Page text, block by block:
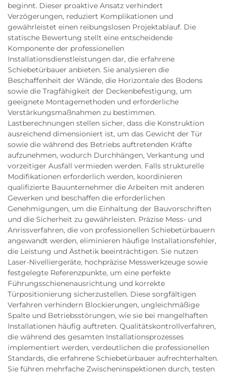
beginnt. Dieser proaktive Ansatz verhindert
Verzögerungen, reduziert Komplikationen und
gewährleistet einen reibungslosen Projektablauf. Die
statische Bewertung stellt eine entscheidende
Komponente der professionellen
Installationsdienstleistungen dar, die erfahrene
Schiebetürbauer anbieten. Sie analysieren die
Beschaffenheit der Wände, die Horizontale des Bodens
sowie die Tragfähigkeit der Deckenbefestigung, um
geeignete Montagemethoden und erforderliche
Verstärkungsmaßnahmen zu bestimmen.
Lastberechnungen stellen sicher, dass die Konstruktion
ausreichend dimensioniert ist, um das Gewicht der Tür
sowie die während des Betriebs auftretenden Kräfte
aufzunehmen, wodurch Durchhängen, Verkantung und
vorzeitiger Ausfall vermieden werden. Falls strukturelle
Modifikationen erforderlich werden, koordinieren
qualifizierte Bauunternehmer die Arbeiten mit anderen
Gewerken und beschaffen die erforderlichen
Genehmigungen, um die Einhaltung der Bauvorschriften
und die Sicherheit zu gewährleisten. Präzise Mess- und
Anrissverfahren, die von professionellen Schiebetürbauern
angewandt werden, eliminieren häufige Installationsfehler,
die Leistung und Ästhetik beeinträchtigen. Sie nutzen
Laser-Nivelliergeräte, hochpräzise Messwerkzeuge sowie
festgelegte Referenzpunkte, um eine perfekte
Führungsschienenausrichtung und korrekte
Türpositionierung sicherzustellen. Diese sorgfältigen
Verfahren verhindern Blockierungen, ungleichmäßige
Spalte und Betriebsstörungen, wie sie bei mangelhaften
Installationen häufig auftreten. Qualitätskontrollverfahren,
die während des gesamten Installationsprozesses
implementiert werden, verdeutlichen die professionellen
Standards, die erfahrene Schiebetürbauer aufrechterhalten.
Sie führen mehrfache Zwischeninspektionen durch, testen